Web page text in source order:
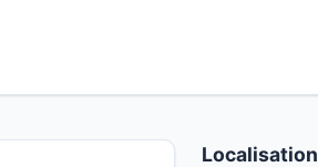
Localisation